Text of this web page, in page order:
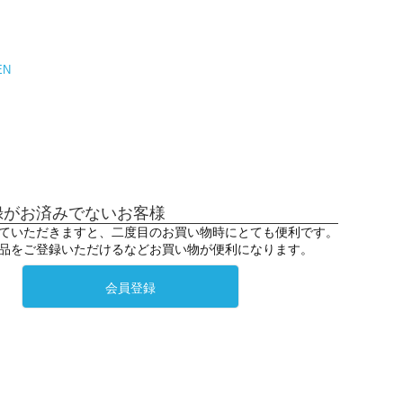
お済みでないお客様
いただきますと、二度目のお買い物時にとても便利です。
をご登録いただけるなどお買い物が便利になります。
会員登録